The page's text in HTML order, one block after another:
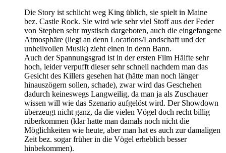
Die Story ist schlicht weg King üblich, sie spielt in Maine
bez. Castle Rock. Sie wird wie sehr viel Stoff aus der Feder
von Stephen sehr mystisch dargeboten, auch die eingefangene
Atmosphäre (liegt an denn Locations/Landschaft und der
unheilvollen Musik) zieht einen in denn Bann.
Auch der Spannungsgrad ist in der ersten Film Hälfte sehr
hoch, leider verpufft dieser sehr schnell nachdem man das
Gesicht des Killers gesehen hat (hätte man noch länger
hinauszögern sollen, schade), zwar wird das Geschehen
dadurch keineswegs Langweilig, da man ja als Zuschauer
wissen will wie das Szenario aufgelöst wird. Der Showdown
überzeugt nicht ganz, da die vielen Vögel doch recht billig
rüberkommen (klar hatte man damals noch nicht die
Möglichkeiten wie heute, aber man hat es auch zur damaligen
Zeit bez. sogar früher in die Vögel erheblich besser
hinbekommen).